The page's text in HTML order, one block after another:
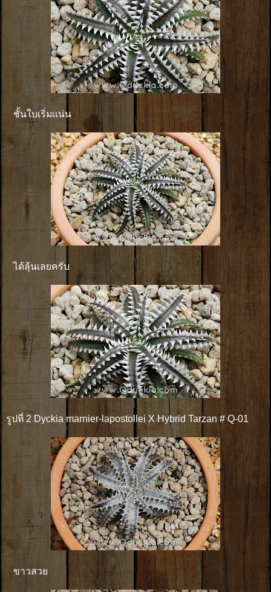
ชั้นใบเริ่มเเน่น
ได้ลุ้นเลยครับ
รูปที่ 2 Dyckia marnier-lapostollei X Hybrid Tarzan # Q-01
ขาวสวย